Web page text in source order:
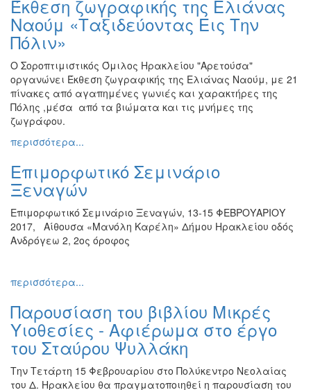
Ζωγραφική
Φωτογραφία
Τραγούδι
Μουσική
Κινηματογράφος
Χορός
Θέατρο
Ειδών
Συνέδρια
Ημερίδες
-
Διημερίδες
Διαλέξεις-
Ομιλίες
Διάφορες
Εκθέσεις
Εκδηλώσεις
για
Παιδιά
Έκθεση ζωγραφικής της Ελιάνας
Ναούμ «Ταξιδεύοντας Εις Την
Πόλιν»
Ο Σοροπτιμιστικός Όμιλος Ηρακλείου "Αρετούσα"
οργανώνει Έκθεση ζωγραφικής της Ελιάνας Ναούμ, με 21
πίνακες από αγαπημένες γωνιές και χαρακτήρες της
Πόλης ,μέσα από τα βιώματα και τις μνήμες της
ζωγράφου.
περισσότερα...
Επιμορφωτικό Σεμινάριο
Ξεναγών
Επιμορφωτικό Σεμινάριο Ξεναγών, 13-15 ΦΕΒΡΟΥΑΡΙΟΥ
2017, Αίθουσα «Μανόλη Καρέλη» Δήμου Ηρακλείου οδός
Ανδρόγεω 2, 2ος όροφος
περισσότερα...
Παρουσίαση του βιβλίου Μικρές
Υιοθεσίες - Αφιέρωμα στο έργο
του Σταύρου Ψυλλάκη
Την Τετάρτη 15 Φεβρουαρίου στο Πολύκεντρο Νεολαίας
του Δ. Ηρακλείου θα πραγματοποιηθεί η παρουσίαση του